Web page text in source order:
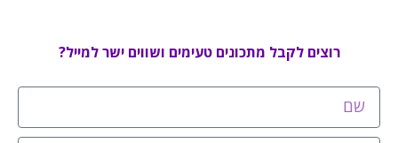
רוצים לקבל מתכונים טעימים ושווים ישר למייל?